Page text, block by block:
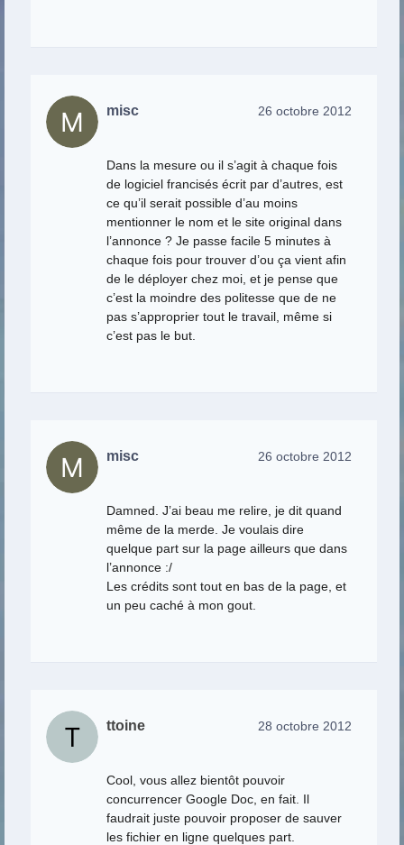
misc 26 octobre 2012
Dans la mesure ou il s’agit à chaque fois
de logiciel francisés écrit par d’autres, est
ce qu’il serait possible d’au moins
mentionner le nom et le site original dans
l’annonce ? Je passe facile 5 minutes à
chaque fois pour trouver d’ou ça vient afin
de le déployer chez moi, et je pense que
c’est la moindre des politesse que de ne
pas s’approprier tout le travail, même si
c’est pas le but.
misc 26 octobre 2012
Damned. J’ai beau me relire, je dit quand
même de la merde. Je voulais dire
quelque part sur la page ailleurs que dans
l’annonce :/
Les crédits sont tout en bas de la page, et
un peu caché à mon gout.
ttoine 28 octobre 2012
Cool, vous allez bientôt pouvoir
concurrencer Google Doc, en fait. Il
faudrait juste pouvoir proposer de sauver
les fichier en ligne quelques part.